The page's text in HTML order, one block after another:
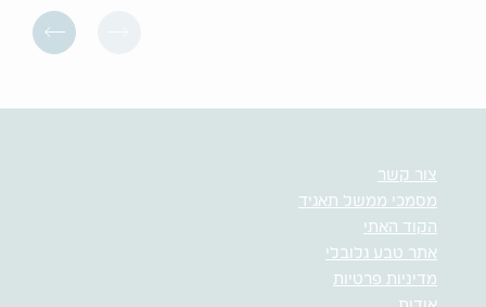
צור קשר
מסמכי ממשל תאגיד
הקוד האתי
אתר טבע גלובלי
מדיניות פרטיות